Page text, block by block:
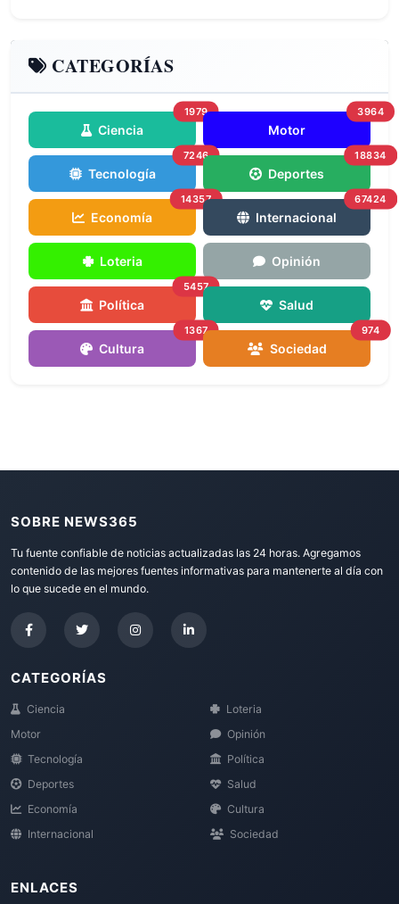
CATEGORÍAS
Ciencia
1979
Motor
3964
Tecnología
7246
Deportes
18834
Economía
14357
Internacional
67424
Loteria Opinión
Política
5457
Salud
Cultura
1367
Sociedad
974
SOBRE NEWS365
Tu fuente confiable de noticias actualizadas las 24 horas. Agregamos
contenido de las mejores fuentes informativas para mantenerte al día con
lo que sucede en el mundo.
CATEGORÍAS
Ciencia
Motor
Tecnología
Deportes
Economía
Internacional
Loteria
Opinión
Política
Salud
Cultura
Sociedad
ENLACES